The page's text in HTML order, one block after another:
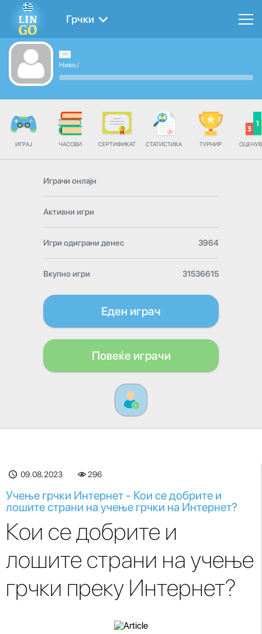
Грчки
Ниво/
ИГРАЈ ЧАСОВИ СЕРТИФИКАТ СТАТИСТИКА ТУРНИР
Играчи онлајн
Активни игри
Игри одиграни денес 3964
Вкупно игри 31536615
Еден играч
Повеќе играчи
09.08.2023 296
Учење грчки Интернет - Кои се добрите и
лошите страни на учење грчки на Интернет?
Кои се добрите и
лошите страни на учење
грчки преку Интернет?